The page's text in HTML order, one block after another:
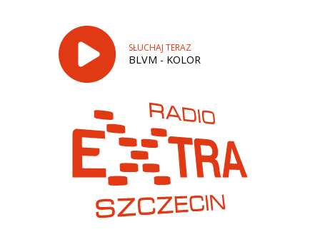
SŁUCHAJ TERAZ
BLVM - KOLOR